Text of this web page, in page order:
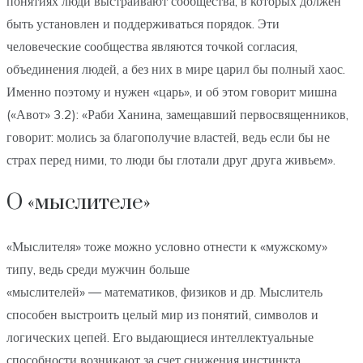
быть установлен и поддерживаться порядок. Эти
человеческие сообщества являются точкой согласия,
объединения людей, а без них в мире царил бы полный хаос.
Именно поэтому и нужен «царь», и об этом говорит мишна
(«Авот» 3.2): «Раби Ханина, замещавший первосвященников,
говорит: молись за благополучие властей, ведь если бы не
страх перед ними, то люди бы глотали друг друга живьем».
О «мыслителе»
«Мыслителя» тоже можно условно отнести к «мужскому»
типу, ведь среди мужчин больше
«мыслителей» — математиков, физиков и др. Мыслитель
способен выстроить целый мир из понятий, символов и
логических цепей. Его выдающиеся интеллектуальные
способности возникают за счет снижения инстинкта